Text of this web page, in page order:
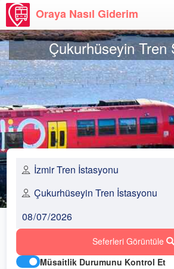
Oraya Nasıl Giderim
Çukurhüseyin Tren
Seferleri Görüntüle
Müsaitlik Durumunu Kontrol Et